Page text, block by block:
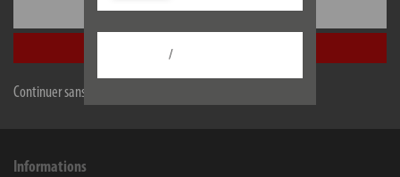
Configurer
Accepter tout
Continuer sans accepter
/
H. Brennenstuhl S.A.S.
BERNOLSHEIM
InstagramYoutubeLinkedin
Informations